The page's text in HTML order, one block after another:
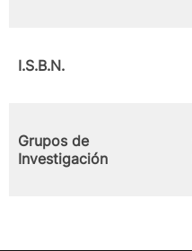
I.S.B.N.
Grupos de
Investigación